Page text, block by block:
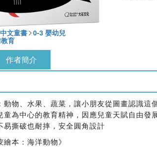
中文童書 0-3 嬰幼兒
育
作者簡介
物、水果、蔬菜，讓小朋友從圖畫認識這
為中心的教育精神，因應兒童天賦自由發
撕破也耐摔，安全圓角設計
繪本：海洋動物》